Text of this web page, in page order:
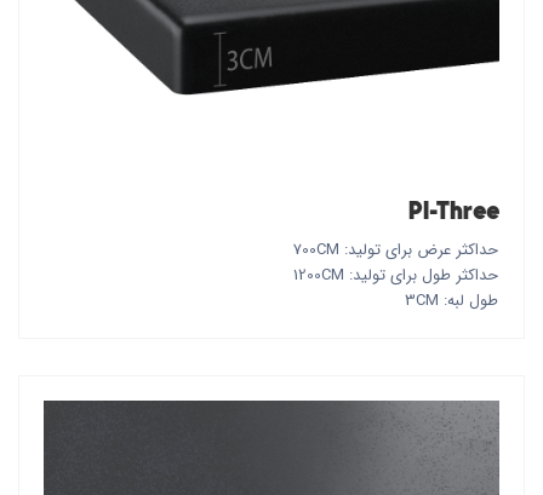
PI-Three
حداکثر عرض برای تولید: 700CM
حداکثر طول برای تولید: 1200CM
طول لبه: 3CM